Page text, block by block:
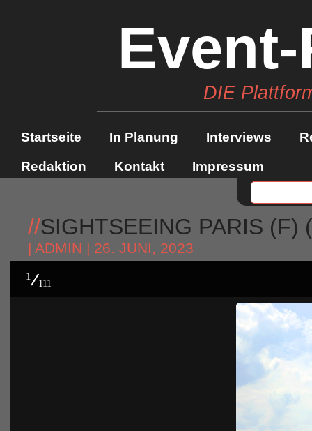
DIE
Startseite In Planung Interviews
Redaktion
Kontakt Impressum
//SIGHTSEEING PARIS (F)
| ADMIN | 26. JUNI, 2023
1
111